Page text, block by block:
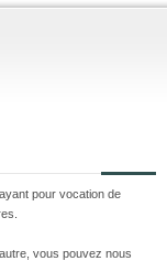
pour vocation de
vous pouvez nous